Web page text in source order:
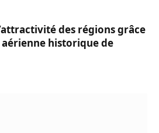
des régions grâce
historique de